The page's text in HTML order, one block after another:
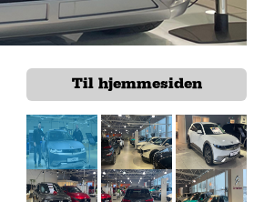
Til hjemmesiden